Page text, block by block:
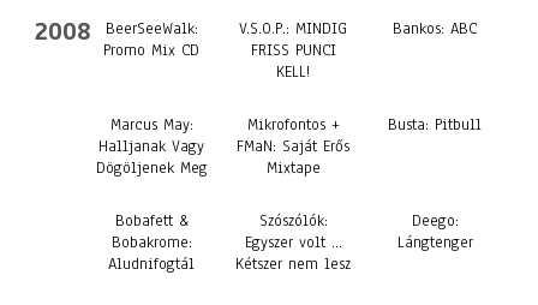
2008
BeerSeeWalk:
Promo Mix CD
V.S.O.P.: MINDIG
FRISS PUNCI
KELL!
Bankos: ABC
Marcus May:
Halljanak Vagy
Dögöljenek Meg
Mikrofontos +
FMaN: Saját Erős
Mixtape
Busta: Pitbull
Bobafett &
Bobakrome:
Aludnifogtál
Szószólók:
Egyszer volt …
Kétszer nem lesz
Deego:
Lángtenger